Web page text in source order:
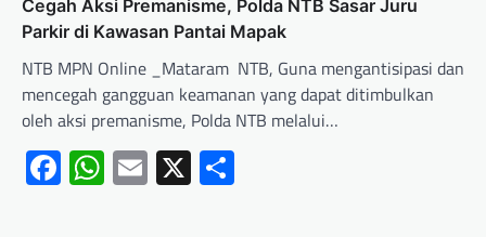
Cegah Aksi Premanisme, Polda NTB Sasar Juru
Parkir di Kawasan Pantai Mapak
NTB MPN Online _Mataram NTB, Guna mengantisipasi dan
mencegah gangguan keamanan yang dapat ditimbulkan
oleh aksi premanisme, Polda NTB melalui…
Facebook
WhatsApp
Email
X